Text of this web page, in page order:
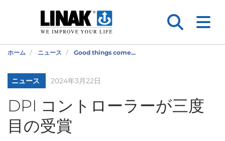
ホーム ニュース Good things come...
ニュース 2024年3月22日
DPI コントローラーが三度
目の受賞